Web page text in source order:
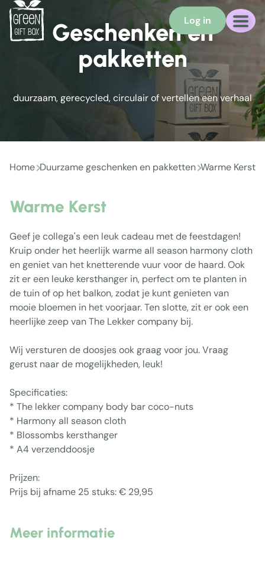
Log in
Geschenken en
pakketten
duurzaam, gerecycled, circulair of vertellen een verhaal
Home Duurzame geschenken en pakketten Warme Kerst
Warme Kerst
Geef je collega's een leuk cadeau met de feestdagen!
Kruip onder het heerlijk warme all season harmony cloth
en geniet van het knetterende vuur voor de haard. Ook
zit er een leuke kersthanger in, perfect om te planten in
de tuin of op het balkon, zodat je kunt genieten van
mooie bloemen in het voorjaar. Ten slotte, zit er ook een
heerlijke zeep van The Lekker company bij.
Wij versturen de doosjes ook graag voor jou. Vraag
gerust naar de mogelijkheden, leuk!
Specificaties:
* The lekker company body bar coco-nuts
* Harmony all season cloth
* Blossombs kersthanger
* A4 verzenddoosje
Prijzen:
Prijs bij afname 25 stuks: € 29,95
Meer informatie